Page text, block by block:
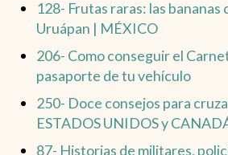
128- Frutas raras: las bananas
Uruápan | MÉXICO
206- Como conseguir el
pasaporte de tu vehículo
250- Doce consejos para
ESTADOS UNIDOS y
87- Historias de militares,